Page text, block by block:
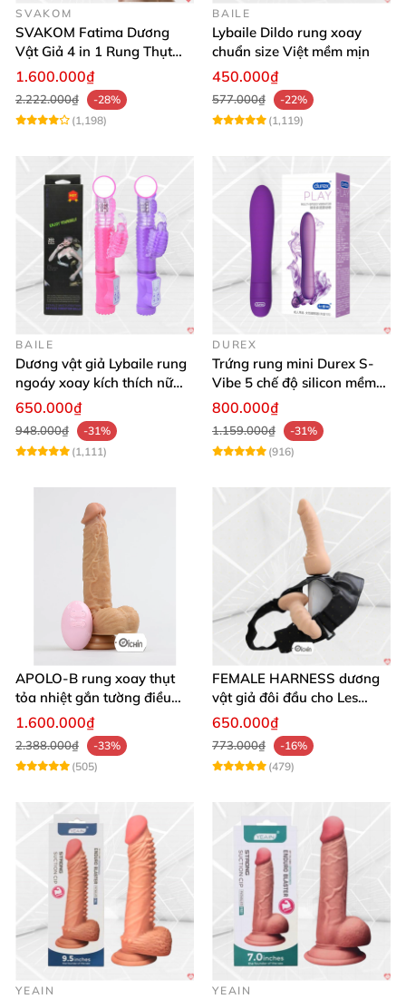
SVAKOM
SVAKOM Fatima Dương
Vật Giả 4 in 1 Rung Thụt
Hút Toả Nhiệt Massage Cho
1.600.000₫
2.222.000₫
-28%
(1,198)
BAILE
Lybaile Dildo rung xoay
chuẩn size Việt mềm mịn
450.000₫
577.000₫
-22%
(1,119)
BAILE
Dương vật giả Lybaile rung
ngoáy xoay kích thích nữ
thủ dâm
650.000₫
948.000₫
-31%
(1,111)
DUREX
Trứng rung mini Durex S-
Vibe 5 chế độ silicon mềm
mịn cao cấp
800.000₫
1.159.000₫
-31%
(916)
APOLO-B rung xoay thụt
tỏa nhiệt gắn tường điều
khiển từ xa đa chế độ
1.600.000₫
2.388.000₫
-33%
(505)
FEMALE HARNESS dương
vật giả đôi đầu cho Les
massage cực sướng
650.000₫
773.000₫
-16%
(479)
YEAIN YEAIN